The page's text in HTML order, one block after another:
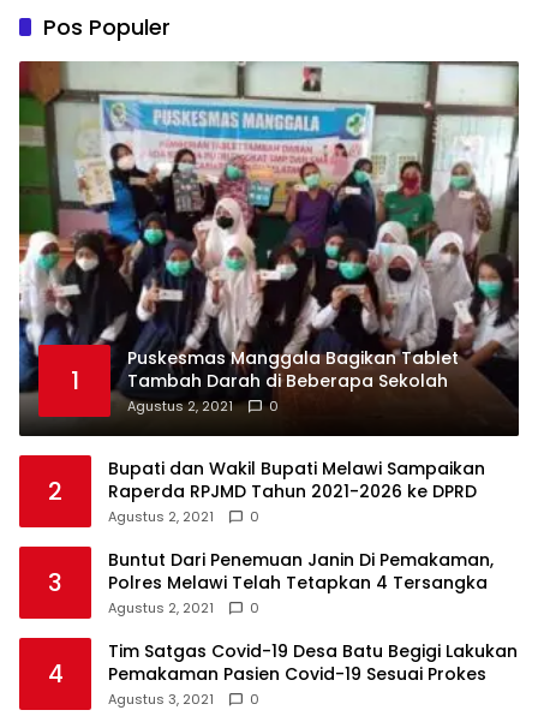
Pos Populer
1
Puskesmas Manggala Bagikan Tablet
Tambah Darah di Beberapa Sekolah
Agustus 2, 2021 0
2
Bupati dan Wakil Bupati Melawi Sampaikan
Raperda RPJMD Tahun 2021-2026 ke DPRD
Agustus 2, 2021 0
3
Buntut Dari Penemuan Janin Di Pemakaman,
Polres Melawi Telah Tetapkan 4 Tersangka
Agustus 2, 2021 0
4
Tim Satgas Covid-19 Desa Batu Begigi Lakukan
Pemakaman Pasien Covid-19 Sesuai Prokes
Agustus 3, 2021 0